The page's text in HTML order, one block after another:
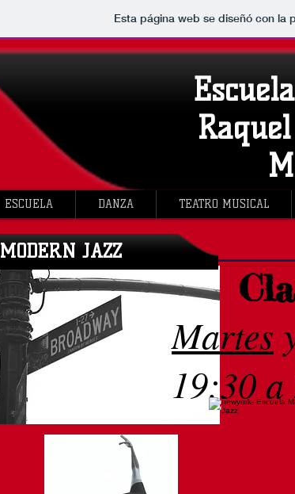
Esta página web se diseñó con la
ESCUELA DANZA TEATRO MUSICAL
Martes
19:30
MODERN JAZZ